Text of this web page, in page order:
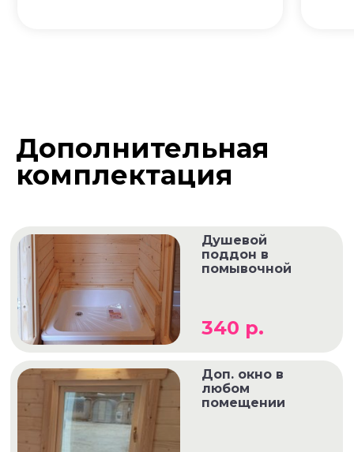
Дополнительная
комплектация
Доп. окно в
любом
помещении
340 р.
Душевой
поддон в
помывочной